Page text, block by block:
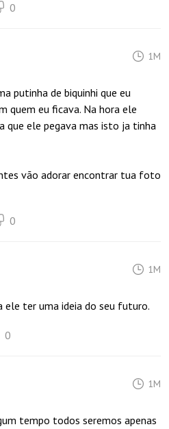
0
1M
putinha de biquinhi que eu
quem eu ficava. Na hora ele
que ele pegava mas isto ja tinha
vão adorar encontrar tua foto
0
1M
ele ter uma ideia do seu futuro.
0
1M
tempo todos seremos apenas